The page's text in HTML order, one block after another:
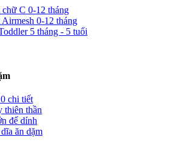
chữ C 0-12 tháng
Airmesh 0-12 tháng
5 tháng - 5 tuổi
chi tiết
thiên thần
đế dính
ăn dặm